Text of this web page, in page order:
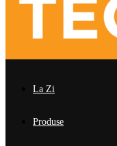
La Zi
Produse